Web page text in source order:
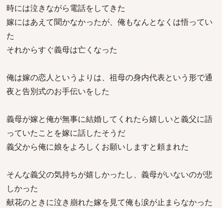
時には泣きながら電話をしてきた
嫁にはあえて聞かなかったが、俺もなんとなくは悟ってい
た
それからすぐ義母は亡くなった
俺は嫁の恋人というよりは、祖母の身内代表という形で通
夜と告別式のお手伝いをした
義母が嫁と俺が無事に結婚してくれたら嬉しいと義父に語
っていたことを嫁に話したそうだ
義父から俺に娘をよろしくお願いしますと頼まれた
そんな義父の気持ちが嬉しかったし、義母がいないのが悲
しかった
献花のときに泣き崩れた嫁を見て俺も涙が止まらなかった